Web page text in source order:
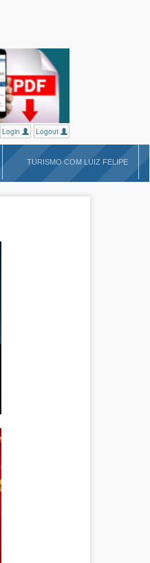
Login Logout
TURISMO COM LUIZ FELIPE